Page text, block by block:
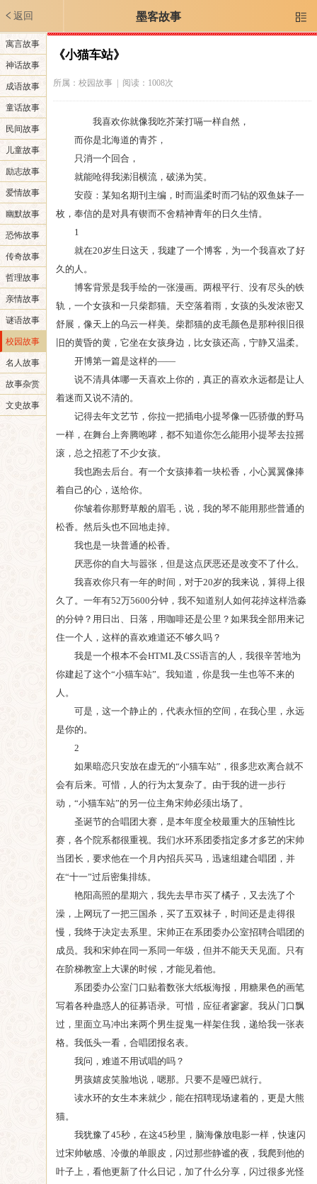
返回 墨客故事 
寓言故事
神话故事
成语故事
童话故事
民间故事
儿童故事
励志故事
爱情故事
幽默故事
恐怖故事
传奇故事
哲理故事
亲情故事
谜语故事
校园故事
名人故事
故事杂赏
文史故事
《小猫车站》
所属： 校园故事| 阅读：1008次
我喜欢你就像我吃芥茉打嗝一样自然，
而你是北海道的青芥，
只消一个回合，
就能呛得我涕泪横流，破涕为笑。
安葭：某知名期刊主编，时而温柔时而刁钻的双鱼妹子一
枚，奉信的是对具有锲而不舍精神青年的日久生情。
1
就在20岁生日这天，我建了一个博客，为一个我喜欢了好
久的人。
博客背景是我手绘的一张漫画。两根平行、没有尽头的铁
轨，一个女孩和一只柴郡猫。天空落着雨，女孩的头发浓密又
舒展，像天上的乌云一样美。柴郡猫的皮毛颜色是那种很旧很
旧的黄昏的黄，它坐在女孩身边，比女孩还高，宁静又温柔。
开博第一篇是这样的——
说不清具体哪一天喜欢上你的，真正的喜欢永远都是让人
着迷而又说不清的。
记得去年文艺节，你拉一把插电小提琴像一匹骄傲的野马
一样，在舞台上奔腾咆哮，都不知道你怎么能用小提琴去拉摇
滚，总之招惹了不少女孩。
我也跑去后台。有一个女孩捧着一块松香，小心翼翼像捧
着自己的心，送给你。
你皱着你那野草般的眉毛，说，我的琴不能用那些普通的
松香。然后头也不回地走掉。
我也是一块普通的松香。
厌恶你的自大与嚣张，但是这点厌恶还是改变不了什么。
我喜欢你只有一年的时间，对于20岁的我来说，算得上很
久了。一年有52万5600分钟，我不知道别人如何花掉这样浩淼
的分钟？用日出、日落，用咖啡还是公里？如果我全部用来记
住一个人，这样的喜欢难道还不够久吗？
我是一个根本不会HTML及CSS语言的人，我很辛苦地为
你建起了这个“小猫车站”。我知道，你是我一生也等不来的
人。
可是，这一个静止的，代表永恒的空间，在我心里，永远
是你的。
2
如果暗恋只安放在虚无的“小猫车站”，很多悲欢离合就不
会有后来。可惜，人的行为太复杂了。由于我的进一步行
动，“小猫车站”的另一位主角宋帅必须出场了。
圣诞节的合唱团大赛，是本年度全校最重大的压轴性比
赛，各个院系都很重视。我们水环系团委指定多才多艺的宋帅
当团长，要求他在一个月内招兵买马，迅速组建合唱团，并
在“十一”过后密集排练。
艳阳高照的星期六，我先去早市买了橘子，又去洗了个
澡，上网玩了一把三国杀，买了五双袜子，时间还是走得很
慢，我终于决定去系里。宋帅正在系团委办公室招聘合唱团的
成员。我和宋帅在同一系同一年级，但并不能天天见面。只有
在阶梯教室上大课的时候，才能见着他。
系团委办公室门口贴着数张大纸板海报，用糖果色的画笔
写着各种蛊惑人的征募语录。可惜，应征者寥寥。我从门口飘
过，里面立马冲出来两个男生捉鬼一样架住我，递给我一张表
格。我低头一看，合唱团报名表。
我问，难道不用试唱的吗？
男孩嬉皮笑脸地说，嗯那。只要不是哑巴就行。
读水环的女生本来就少，能在招聘现场逮着的，更是大熊
猫。
我犹豫了45秒，在这45秒里，脑海像放电影一样，快速闪
过宋帅敏感、冷傲的单眼皮，闪过那些静谧的夜，我爬到他的
叶子上，看他更新了什么日记，加了什么分享，闪过很多光怪